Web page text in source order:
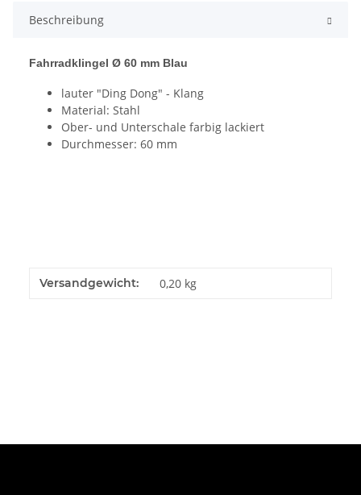
Beschreibung
Fahrradklingel Ø 60 mm Blau
lauter "Ding Dong" - Klang
Material: Stahl
Ober- und Unterschale farbig lackiert
Durchmesser: 60 mm
Versandgewicht: 0,20 kg